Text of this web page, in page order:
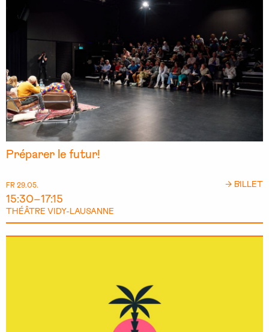
FR 29.05.
15:30–17:15
THÉÂTRE VIDY-LAUSANNE
Préparer le futur!
→ BILLET